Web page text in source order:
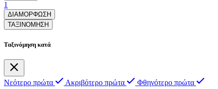
1
ΔΙΑΜΟΡΦΩΣΗ
ΤΑΞΙΝΟΜΗΣΗ
Ταξινόμηση κατά
Νεότερο πρώτα Ακριβότερο πρώτα Φθηνότερο πρώτα